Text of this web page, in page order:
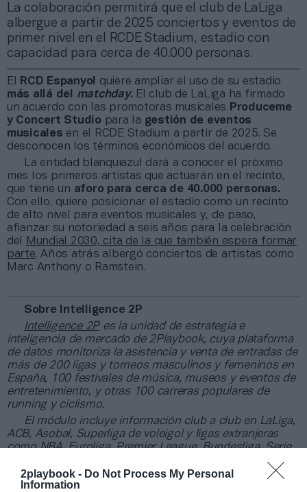
2playbook - Do Not Process My Personal
Information
La colaboración permitirá que el club de LaLiga
albergue a partir de 2025 conciertos y eventos de
primer nivel en el RCDE Stadium, estadio con
capacidad para cerca de 40.000 personas.
El RCD Espanyol
quiere ampliar el uso de su estadio
más allá del matchday. El club de LaLiga ha firmado
un acuerdo con las promotoras musicales Produceme
y Concert Studio para la gestión de eventos
musicales en el RCDE Stadium a partir de 2025. Se
desconocen los términos económicos del acuerdo.
La entidad blanquiazul dará a conocer el próximo
mes los primeros artistas que actuarán en el recinto,
que tiene un aforo para cerca de 40.000 personas.
Con ello, quiere posicionar el estadio como un recinto
de alto nivel para eventos musicales y, de paso,
afianzar su notoriedad a seis años para la celebración
del
Mundial 2030, cita de la que también espera formar
parte. Años atrás albergó conciertos de artistas como
Marc Anthony o Ramstein.
Sobre Intelligence 2P
Intelligence 2Pes la unidad de estrategia e
inteligencia de mercado de 2Playbook, cuya plataforma
de datos monitoriza la asistencia y venta de entradas de
más de 200 ligas y torneos masculinos y femeninos en
España, 100 festivales de música, museos y eventos de
entretenimiento, y otras 100 carreras populares de
running y ciclismo.
El módulo incluye información club a club en LaLiga,
ACB, Asobal, Superliga de voleigol y ligas extranjeras
como NBA, Euroliga, Premier League, Bundesliga, Serie
A y Ligue 1, así como los datos de asistencia media y
agregada partidos de selecciones, torneos
internacionales celebrados en España o Copas del Rey y